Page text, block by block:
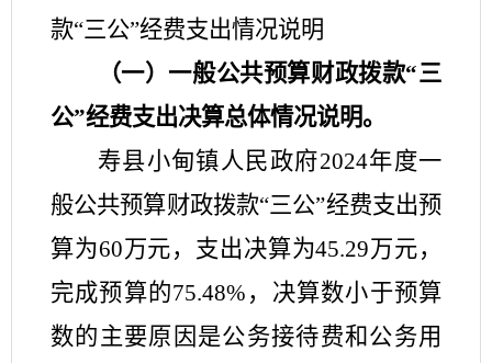
款“三公”经费支出情况说明
（一）一般公共预算财政拨款“三
公”经费支出决算总体情况说明。
寿县小甸镇人民政府2024年度一
般公共预算财政拨款“三公”经费支出预
算为60万元，支出决算为45.29万元，
完成预算的75.48%，决算数小于预算
数的主要原因是公务接待费和 公务用